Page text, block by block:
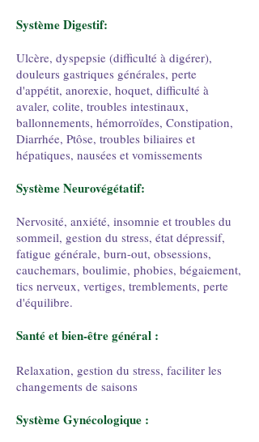
Système Digestif:
Ulcère, dyspepsie (difficulté à digérer),
douleurs gastriques générales, perte
d'appétit, anorexie, hoquet, difficulté à
avaler, colite, troubles intestinaux,
ballonnements, hémorroïdes, Constipation,
Diarrhée, Ptôse, troubles biliaires et
hépatiques, nausées et vomissements
Système Neurovégétatif:
Nervosité, anxiété, insomnie et troubles du
sommeil, gestion du stress, état dépressif,
fatigue générale, burn-out, obsessions,
cauchemars, boulimie, phobies, bégaiement,
tics nerveux, vertiges, tremblements, perte
d'équilibre.
Santé et bien-être général :
Relaxation, gestion du stress, faciliter les
changements de saisons
Système Gynécologique :